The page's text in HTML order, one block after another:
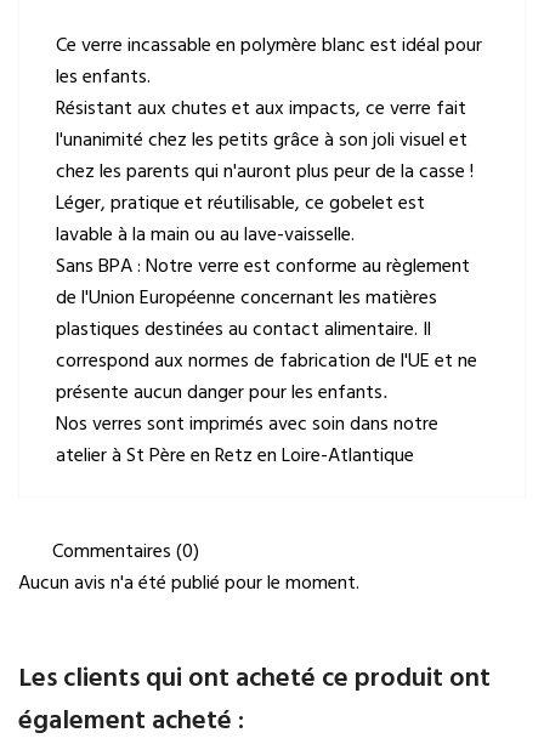
Ce verre incassable en polymère blanc est idéal pour
les enfants.
Résistant aux chutes et aux impacts, ce verre fait
l'unanimité chez les petits grâce à son joli visuel et
chez les parents qui n'auront plus peur de la casse !
Léger, pratique et réutilisable, ce gobelet est
lavable à la main ou au lave-vaisselle.
Sans BPA : Notre verre est conforme au règlement
de l'Union Européenne concernant les matières
plastiques destinées au contact alimentaire. Il
correspond aux normes de fabrication de l'UE et ne
présente aucun danger pour les enfants.
Nos verres sont imprimés avec soin dans notre
atelier à St Père en Retz en Loire-Atlantique
Commentaires (0)
Aucun avis n'a été publié pour le moment.
Les clients qui ont acheté ce produit ont
également acheté :